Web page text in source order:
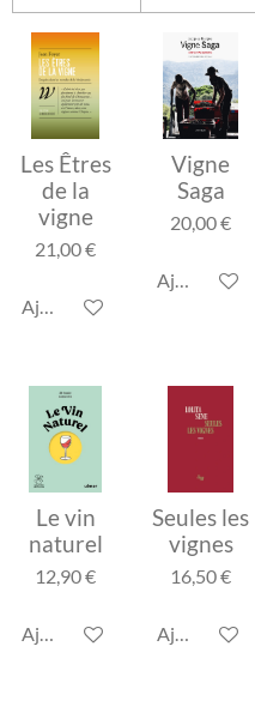
Les Êtres
de la
vigne
21,00 €
Ajouter au panier
Vigne
Saga
20,00 €
Ajouter au
Le vin
naturel
12,90 €
Ajouter au panier
Seules les
vignes
16,50 €
Ajouter au